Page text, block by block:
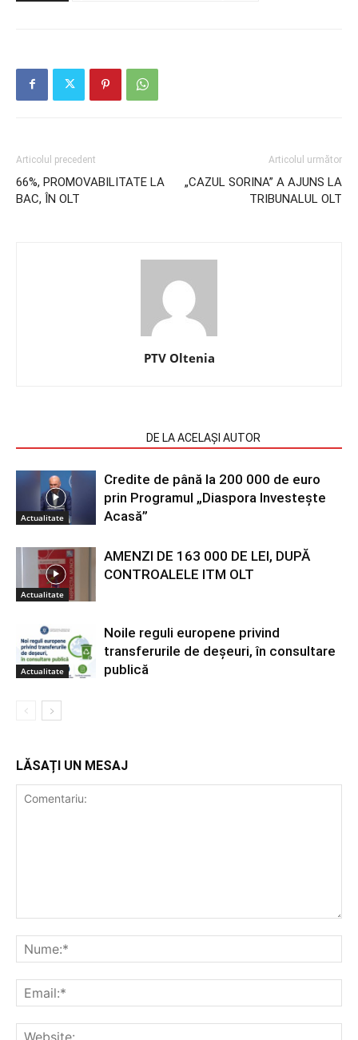
Articolul precedent
66%, PROMOVABILITATE LA
BAC, ÎN OLT
Articolul următor
„CAZUL SORINA” A AJUNS LA
TRIBUNALUL OLT
PTV Oltenia
DE LA ACELAȘI AUTOR
Actualitate
Credite de până la 200 000 de euro
prin Programul „Diaspora Investește
Acasă”
Actualitate
AMENZI DE 163 000 DE LEI, DUPĂ
CONTROALELE ITM OLT
Actualitate
Noile reguli europene privind
transferurile de deșeuri, în consultare
publică
LĂSAȚI UN MESAJ